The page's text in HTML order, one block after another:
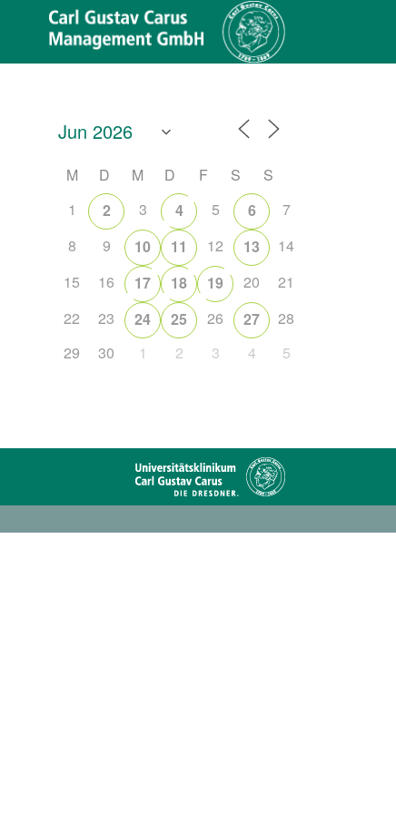
M D M D F S
S
1
2 3 4 5 6
7
8
9 10 11 12 13
14
15
16 17 18 19 20
21
22
23 24 25 26 27
28
29
30 1 2 3 4 5